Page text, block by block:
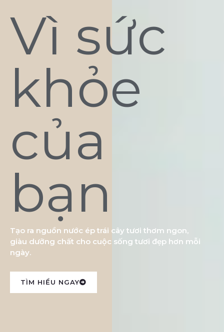
Vì sức
khỏe
của
bạn
Tạo ra nguồn nước ép trái cây tươi thơm ngon,
giàu dưỡng chất cho cuộc sống tươi đẹp hơn mỗi
ngày.
TÌM HIỂU NGAY